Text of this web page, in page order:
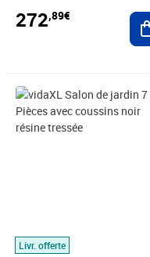
272,89€
Livr. offerte
Prix barré 474,99€
Prix 423,89€